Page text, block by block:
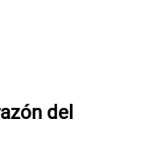
del